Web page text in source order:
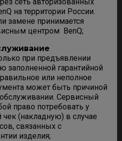
на территории России.
замене принимается
центром BenQ;
при предъявлении
заполненной гарантийной
или неполное
может быть причиной
Сервисный
право потребовать у
чек (накладную) в случае
связанных с
изделия;